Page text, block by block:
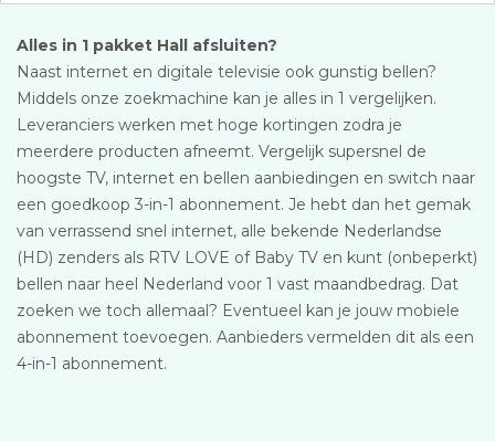
Alles in 1 pakket Hall afsluiten?
Naast internet en digitale televisie ook gunstig bellen?
Middels onze zoekmachine kan je alles in 1 vergelijken.
Leveranciers werken met hoge kortingen zodra je
meerdere producten afneemt. Vergelijk supersnel de
hoogste TV, internet en bellen aanbiedingen en switch naar
een goedkoop 3-in-1 abonnement. Je hebt dan het gemak
van verrassend snel internet, alle bekende Nederlandse
(HD) zenders als RTV LOVE of Baby TV en kunt (onbeperkt)
bellen naar heel Nederland voor 1 vast maandbedrag. Dat
zoeken we toch allemaal? Eventueel kan je jouw mobiele
abonnement toevoegen. Aanbieders vermelden dit als een
4-in-1 abonnement.